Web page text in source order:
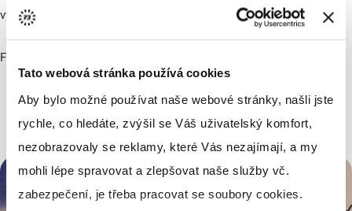
Tato webová stránka používá cookies
Aby bylo možné používat naše webové stránky, našli jste
rychle, co hledáte, zvýšil se Váš uživatelský komfort,
nezobrazovaly se reklamy, které Vás nezajímají, a my
mohli lépe spravovat a zlepšovat naše služby vč.
zabezpečení, je třeba pracovat se soubory cookies.
vysílač a
oblíbenou restaurací.
Foto: